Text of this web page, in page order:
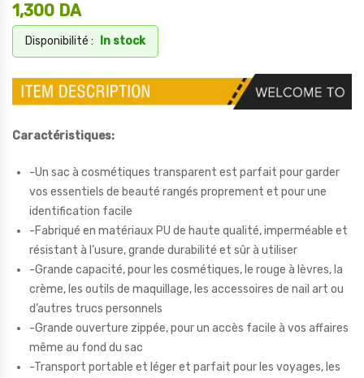
1,300 DA
Disponibilité : In stock
Caractéristiques:
-Un sac à cosmétiques transparent est parfait pour garder
vos essentiels de beauté rangés proprement et pour une
identification facile
-Fabriqué en matériaux PU de haute qualité, imperméable et
résistant à l’usure, grande durabilité et sûr à utiliser
-Grande capacité, pour les cosmétiques, le rouge à lèvres, la
crème, les outils de maquillage, les accessoires de nail art ou
d’autres trucs personnels
-Grande ouverture zippée, pour un accès facile à vos affaires
même au fond du sac
-Transport portable et léger et parfait pour les voyages, les